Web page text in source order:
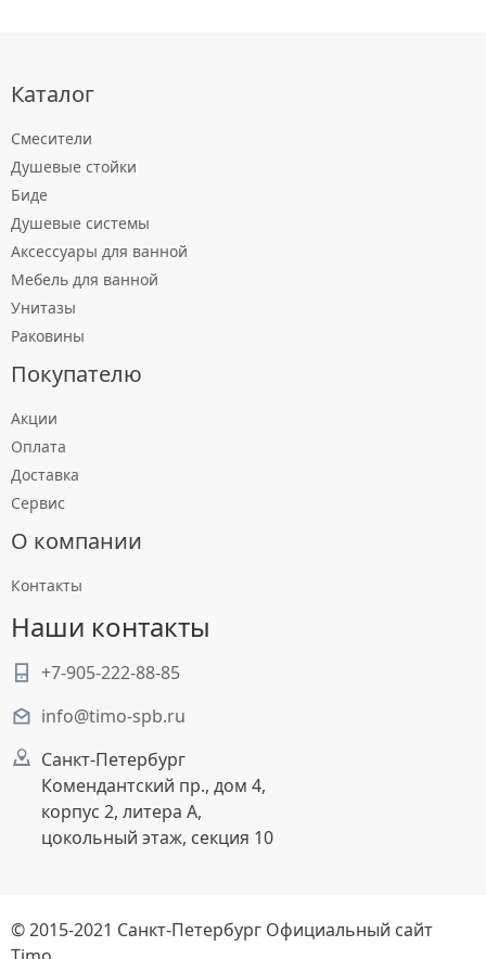
Каталог
Смесители
Душевые стойки
Биде
Душевые системы
Аксессуары для ванной
Мебель для ванной
Унитазы
Раковины
Покупателю
Акции
Оплата
Доставка
Сервис
О компании
Контакты
Наши контакты
+7-905-222-88-85
info@timo-spb.ru
Санкт-Петербург
Комендантский пр., дом 4,
корпус 2, литера А,
цокольный этаж, секция 10
© 2015-2021 Санкт-Петербург Официальный сайт